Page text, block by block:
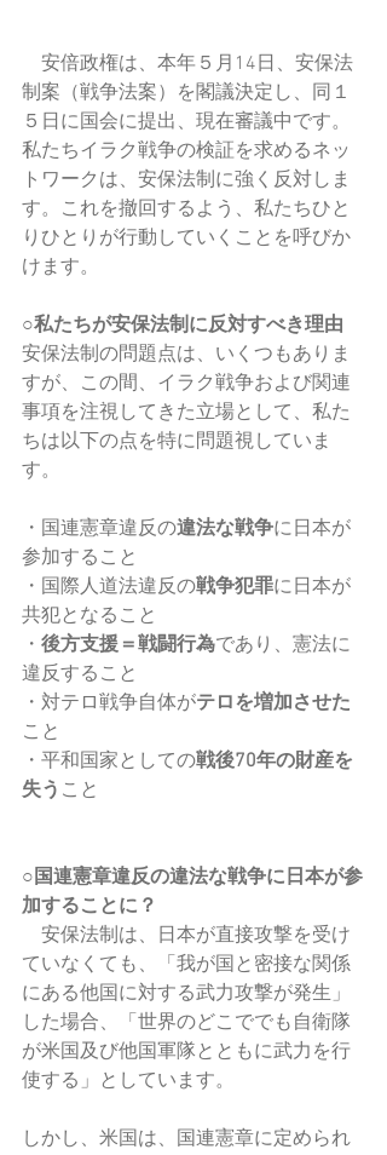
安倍政権は、本年５月14日、安保法
制案（戦争法案）を閣議決定し、同１
５日に国会に提出、現在審議中です。
私たちイラク戦争の検証を求めるネッ
トワークは、安保法制に強く反対しま
す。これを撤回するよう、私たちひと
りひとりが行動していくことを呼びか
けます。
○私たちが安保法制に反対すべき理由
安保法制の問題点は、いくつもありま
すが、この間、イラク戦争および関連
事項を注視してきた立場として、私た
ちは以下の点を特に問題視していま
す。
・国連憲章違反の違法な戦争に日本が
参加すること
・国際人道法違反の戦争犯罪に日本が
共犯となること
・ 後方支援＝戦闘行為であり、憲法に
違反すること
・対テロ戦争自体がテロを増加させた
こと
・平和国家としての戦後70年の財産を
失う こと
○国連憲章違反の違法な戦争に日本が参
加することに？
安保法制は、日本が直接攻撃を受け
ていなくても、「我が国と密接な関係
にある他国に対する武力攻撃が発生」
した場合、「世界のどこででも自衛隊
が米国及び他国軍隊とともに武力を行
使する」としています。
しかし、米国は、国連憲章に定められ